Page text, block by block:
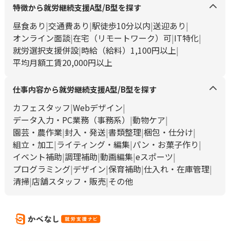
特徴から就労継続支援A型/B型を探す
昼食あり 交通費あり 駅徒歩10分以内 送迎あり
オンライン面談 在宅（リモートワーク）可 IT特化
就労選択支援併設 時給（給料）1,100円以上
平均月額工賃20,000円以上
仕事内容から就労継続支援A型/B型を探す
カフェスタッフ Webデザイン
データ入力・PC業務（事務系）
動物ケア
園芸・農作業 封入・発送 書類整理 梱包・仕分け
組立・加工 ライティング・編集 パン・お菓子作り
イベント補助 調理補助 動画編集 eスポーツ
プログラミング デザイン 保育補助 仕入れ・在庫管理
清掃 店舗スタッフ・販売 その他